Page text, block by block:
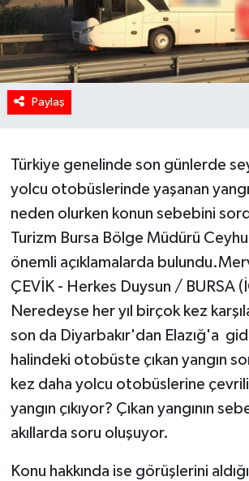
Paylaş
Türkiye genelinde son günlerde
yolcu otobüslerinde yaşanan
neden olurken konun sebebini
Turizm Bursa Bölge Müdürü
önemli açıklamalarda
ÇEVİK - Herkes Duysun / BURSA
Neredeyse her yıl birçok kez
son da Diyarbakır'dan Elazığ'a
halindeki otobüste çıkan yangın
kez daha yolcu otobüslerine
yangın çıkıyor? Çıkan yangının
akıllarda soru oluşuyor.
Konu hakkında ise görüşlerini
HABERDE İNSAN
İlginç
KÜLTÜR SANAT
Oyun
POLİTİKA
RESMİ İLANLAR
SAĞLIK
Spor
Tarihi Yapılarımız